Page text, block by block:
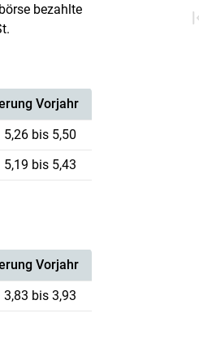
bezahlte
Vorjahr
5,26 bis 5,50
5,19 bis 5,43
Vorjahr
3,83 bis 3,93